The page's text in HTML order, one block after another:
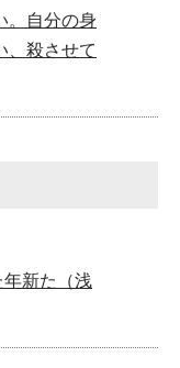
。自分の身
、殺させて
新た（浅